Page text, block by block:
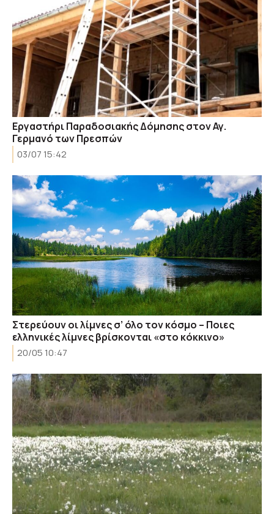
Εργαστήρι Παραδοσιακής Δόμησης στον Αγ.
Γερμανό των Πρεσπών
03/07 15:42
Στερεύουν οι λίμνες σ’ όλο τον κόσμο – Ποιες
ελληνικές λίμνες βρίσκονται «στο κόκκινο»
20/05 10:47